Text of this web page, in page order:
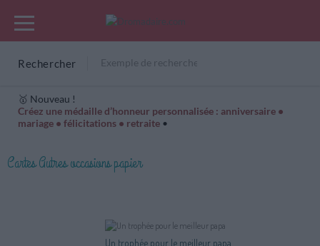
Rechercher
🥇 Nouveau !
Créez une médaille d’honneur personnalisée : anniversaire •
mariage • félicitations • retraite •
Cartes Hiver Cadeaux années de naissance
Cartes Autres occasions papier
Un trophée pour le meilleur papa